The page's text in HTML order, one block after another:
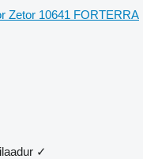
Zetor 10641 FORTERRA
✓